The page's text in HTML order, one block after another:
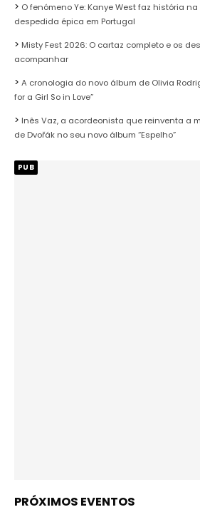
O fenómeno Ye: Kanye West faz história
despedida épica em Portugal
Misty Fest 2026: O cartaz completo e os
acompanhar
A cronologia do novo álbum de Olivia
for a Girl So in Love”
Inês Vaz, a acordeonista que reinventa a
de Dvořák no seu novo álbum “Espelho”
PUB
PRÓXIMOS EVENTOS